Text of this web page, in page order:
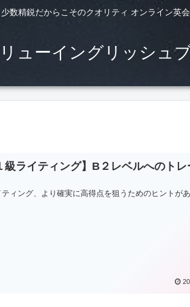
数精鋭だからこそのクオリティ オンライン
ューイングリッシュ
級ライティング】B２レベルへのトレ
ィング、より確実に高得点を狙うためのヒントが